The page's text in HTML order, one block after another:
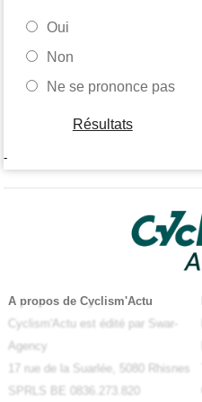
Oui
Non
Ne se prononce pas
Résultats
-
A propos de Cyclism'Actu
Cyclism'Actu est édité par Swar-
Agency
17 rue de la Suarlée, 5080 Rhisnes
SPRLS BE 0836.273.820